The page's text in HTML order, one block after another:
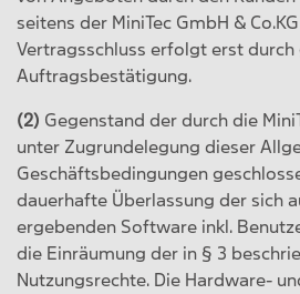
seitens der MiniTec GmbH &
Vertragsschluss erfolgt erst
Auftragsbestätigung.
(2) Gegenstand der durch die
unter Zugrundelegung dieser
Geschäftsbedingungen
dauerhafte Überlassung der sich
ergebenden Software inkl.
die Einräumung der in § 3
Nutzungsrechte. Die Hardware-